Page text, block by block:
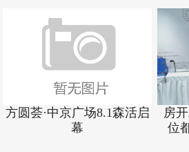
方圆荟·中京广场8.1森活启
幕
房
位